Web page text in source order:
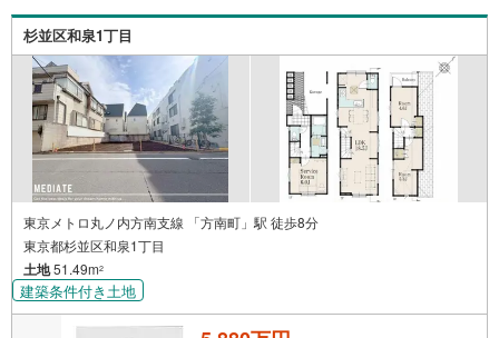
杉並区和泉1丁目
東京メトロ丸ノ内方南支線 「方南町」駅 徒歩8分
東京都杉並区和泉1丁目
土地51.49m2
建築条件付き土地